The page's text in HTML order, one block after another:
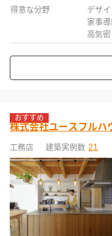
得意な分野
デザ
家事
高気
おすすめ
株式会社ユースフルハ
工務店 建築実例数 21